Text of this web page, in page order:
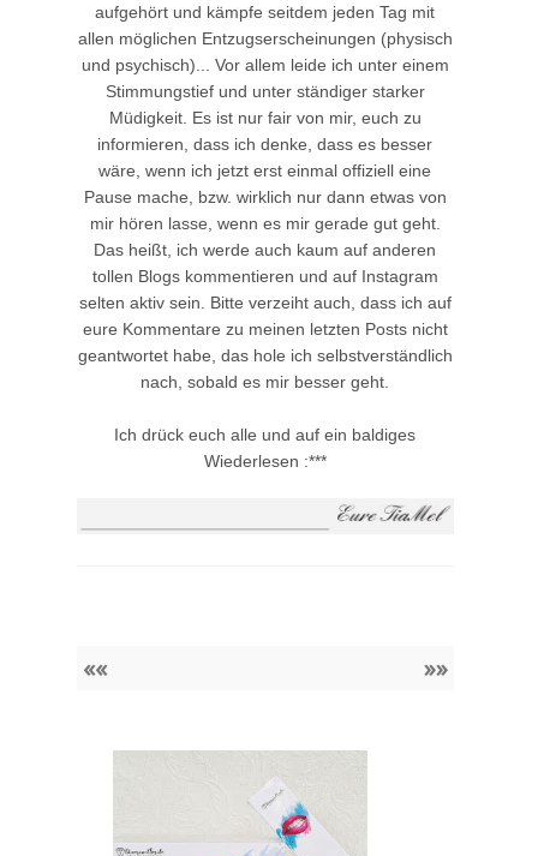
aufgehört und kämpfe seitdem jeden Tag mit
allen möglichen Entzugserscheinungen (physisch
und psychisch)... Vor allem leide ich unter einem
Stimmungstief und unter ständiger starker
Müdigkeit. Es ist nur fair von mir, euch zu
informieren, dass ich denke, dass es besser
wäre, wenn ich jetzt erst einmal offiziell eine
Pause mache, bzw. wirklich nur dann etwas von
mir hören lasse, wenn es mir gerade gut geht.
Das heißt, ich werde auch kaum auf anderen
tollen Blogs kommentieren und auf Instagram
selten aktiv sein. Bitte verzeiht auch, dass ich auf
eure Kommentare zu meinen letzten Posts nicht
geantwortet habe, das hole ich selbstverständlich
nach, sobald es mir besser geht.
Ich drück euch alle und auf ein baldiges
Wiederlesen :***
«« »»